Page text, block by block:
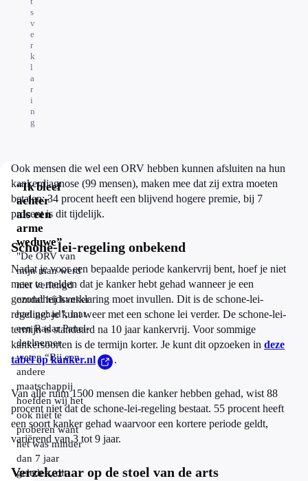
s
v
e
r
k
l
a
r
i
n
g
“Ik bleef
achter
als een
arme
weduwe”
"De ORV van
mijn man werd
niet verlengd
omdat hij kanker
had gehad", laat
een Radar Panel-
deelnemer
weten.“Bij een
andere
maatschappij
hoefden wij het
ook niet te
proberen want
het was minder
dan 7 jaar
geleden, dit
Ook mensen die wel een ORV hebben kunnen afsluiten na hun
kankerdiagnose (99 mensen), maken mee dat zij extra moeten
betalen: 34 procent heeft een blijvend hogere premie, bij 7
procent is dit tijdelijk.
Schone-lei-regeling onbekend
Nadat je voor een bepaalde periode kankervrij bent, hoef je niet
meer te melden dat je kanker hebt gehad wanneer je een
gezondheidsverklaring moet invullen. Dit is de schone-lei-
regeling: je kunt weer met een schone lei verder. De schone-lei-
termijn is standaard na 10 jaar kankervrij. Voor sommige
kankersoorten is de termijn korter. Je kunt dit opzoeken in deze
tabel op kanker.nl
.
Van alle ruim 1500 mensen die kanker hebben gehad, wist 88
procent niet dat de schone-lei-regeling bestaat. 55 procent heeft
een soort kanker gehad waarvoor een kortere periode geldt,
variërend van 3 tot 9 jaar.
Verzekeraar op de stoel van de arts